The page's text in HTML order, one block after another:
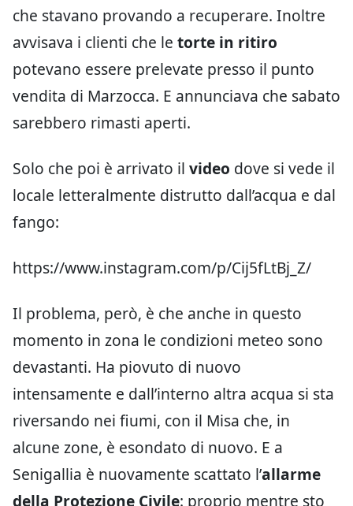
che stavano provando a recuperare. Inoltre
avvisava i clienti che le torte in ritiro
potevano essere prelevate presso il punto
vendita di Marzocca. E annunciava che sabato
sarebbero rimasti aperti.
Solo che poi è arrivato il video dove si vede il
locale letteralmente distrutto dall’acqua e dal
fango:
https://www.instagram.com/p/Cij5fLtBj_Z/
Il problema, però, è che anche in questo
momento in zona le condizioni meteo sono
devastanti. Ha piovuto di nuovo
intensamente e dall’interno altra acqua si sta
riversando nei fiumi, con il Misa che, in
alcune zone, è esondato di nuovo. E a
Senigallia è nuovamente scattato l’allarme
della Protezione Civile: proprio mentre sto